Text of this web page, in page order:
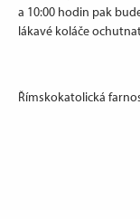
a 10:00 hodin pak
lákavé koláče
Římskokatolická